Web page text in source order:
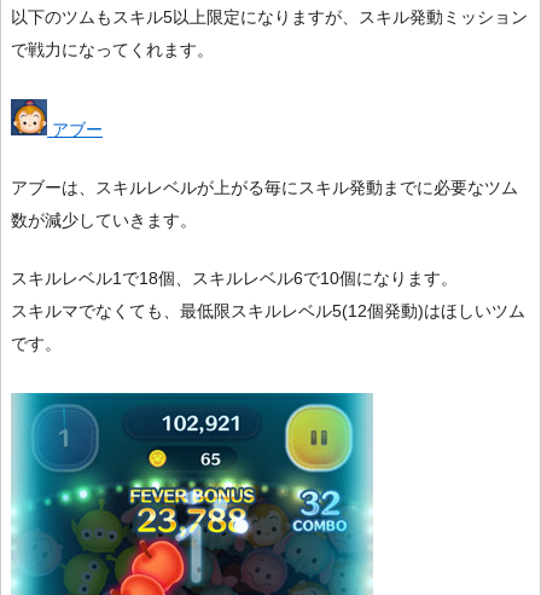
以下のツムもスキル5以上限定になりますが、スキル発動ミッション
で戦力になってくれます。
アブー
アブーは、スキルレベルが上がる毎にスキル発動までに必要なツム
数が減少していきます。
スキルレベル1で18個、スキルレベル6で10個になります。
スキルマでなくても、最低限スキルレベル5(12個発動)はほしいツム
です。